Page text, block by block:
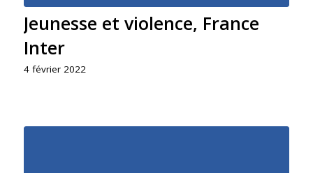
Jeunesse et violence, France
Inter
4 février 2022